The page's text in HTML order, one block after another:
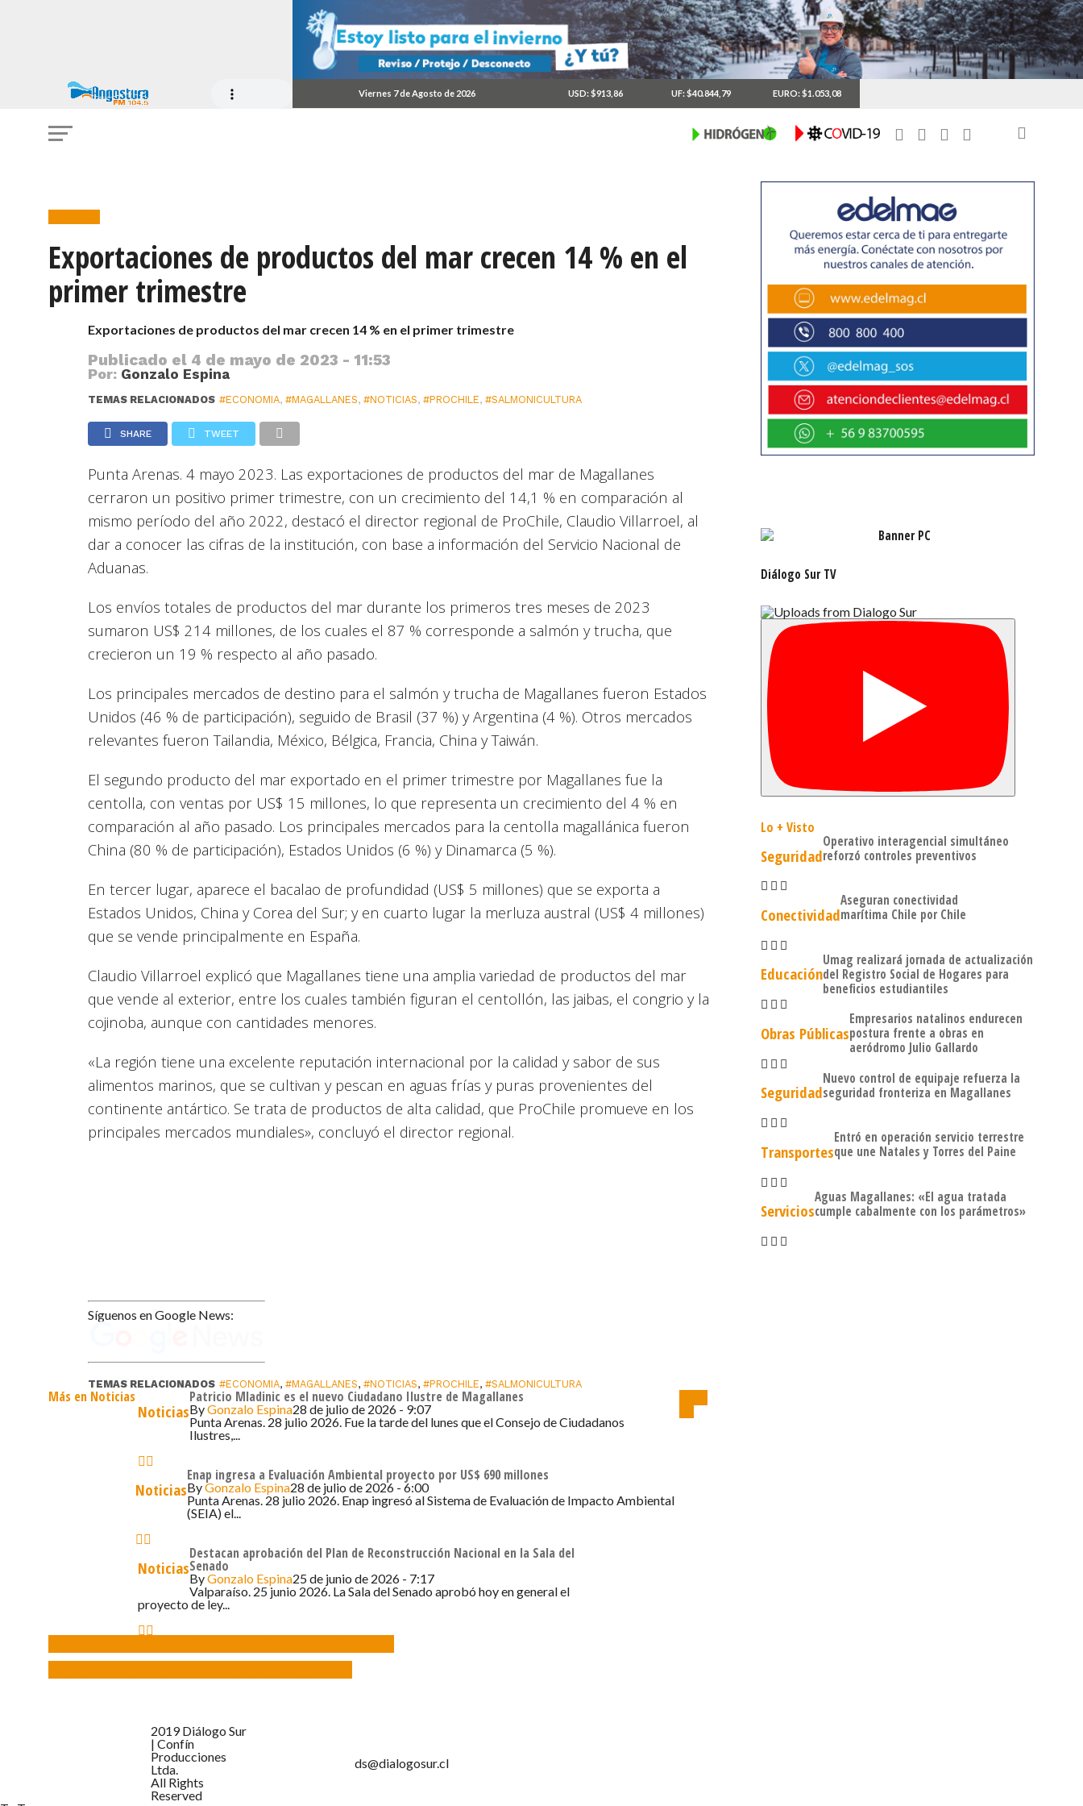
Viernes 7 de Agosto de 2026 USD: $913,86 UF: $40.844,79 EURO: $1.053,08
Noticias
Exportaciones de productos del mar crecen 14 % en el
primer trimestre
Exportaciones de productos del mar crecen 14 % en el primer trimestre
Publicado el 4 de mayo de 2023 - 11:53
Por: Gonzalo Espina
TEMAS RELACIONADOS #ECONOMIA,#MAGALLANES,#NOTICIAS,#PROCHILE,#SALMONICULTURA
SHARE TWEET
Punta Arenas. 4 mayo 2023. Las exportaciones de productos del mar de Magallanes
cerraron un positivo primer trimestre, con un crecimiento del 14,1 % en comparación al
mismo período del año 2022, destacó el director regional de ProChile, Claudio Villarroel, al
dar a conocer las cifras de la institución, con base a información del Servicio Nacional de
Aduanas.
Los envíos totales de productos del mar durante los primeros tres meses de 2023
sumaron US$ 214 millones, de los cuales el 87 % corresponde a salmón y trucha, que
crecieron un 19 % respecto al año pasado.
Los principales mercados de destino para el salmón y trucha de Magallanes fueron Estados
Unidos (46 % de participación), seguido de Brasil (37 %) y Argentina (4 %). Otros mercados
relevantes fueron Tailandia, México, Bélgica, Francia, China y Taiwán.
El segundo producto del mar exportado en el primer trimestre por Magallanes fue la
centolla, con ventas por US$ 15 millones, lo que representa un crecimiento del 4 % en
comparación al año pasado. Los principales mercados para la centolla magallánica fueron
China (80 % de participación), Estados Unidos (6 %) y Dinamarca (5 %).
En tercer lugar, aparece el bacalao de profundidad (US$ 5 millones) que se exporta a
Estados Unidos, China y Corea del Sur; y en cuarto lugar la merluza austral (US$ 4 millones)
que se vende principalmente en España.
Claudio Villarroel explicó que Magallanes tiene una amplia variedad de productos del mar
que vende al exterior, entre los cuales también figuran el centollón, las jaibas, el congrio y la
cojinoba, aunque con cantidades menores.
«La región tiene una excelente reputación internacional por la calidad y sabor de sus
alimentos marinos, que se cultivan y pescan en aguas frías y puras provenientes del
continente antártico. Se trata de productos de alta calidad, que ProChile promueve en los
principales mercados mundiales», concluyó el director regional.
Síguenos en Google News:
TEMAS RELACIONADOS #ECONOMIA,#MAGALLANES,#NOTICIAS,#PROCHILE,#SALMONICULTURA
Más en Noticias
Noticias
Patricio Mladinic es el nuevo Ciudadano Ilustre de Magallanes
ByGonzalo Espina28 de julio de 2026 - 9:07
Punta Arenas. 28 julio 2026. Fue la tarde del lunes que el Consejo de Ciudadanos
Ilustres,...
Noticias
Enap ingresa a Evaluación Ambiental proyecto por US$ 690 millones
ByGonzalo Espina28 de julio de 2026 - 6:00
Punta Arenas. 28 julio 2026. Enap ingresó al Sistema de Evaluación de Impacto Ambiental
(SEIA) el...
Noticias
Destacan aprobación del Plan de Reconstrucción Nacional en la Sala del
Senado
ByGonzalo Espina25 de junio de 2026 - 7:17
Valparaíso. 25 junio 2026. La Sala del Senado aprobó hoy en general el
proyecto de ley...
Multas
Diálogo Sur TV
Lo + Visto
Seguridad
Operativo interagencial simultáneo
reforzó controles preventivos
Conectividad
Aseguran conectividad
marítima Chile por Chile
Educación
Umag realizará jornada de actualización
del Registro Social de Hogares para
beneficios estudiantiles
Obras Públicas
Empresarios natalinos endurecen
postura frente a obras en
aeródromo Julio Gallardo
Seguridad
Nuevo control de equipaje refuerza la
seguridad fronteriza en Magallanes
Transportes
Entró en operación servicio terrestre
que une Natales y Torres del Paine
Servicios
Aguas Magallanes: «El agua tratada
cumple cabalmente con los parámetros»
2019 Diálogo Sur
| Confín
Producciones
Ltda.
All Rights
Reserved
ds@dialogosur.cl